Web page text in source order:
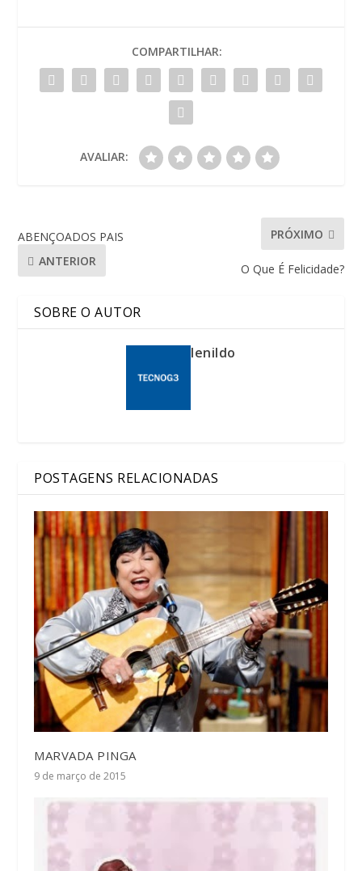
COMPARTILHAR:
AVALIAR:
ABENÇOADOS PAIS
ANTERIOR
PRÓXIMO
O Que É Felicidade?
SOBRE O AUTOR
lenildo
POSTAGENS RELACIONADAS
MARVADA PINGA
9 de março de 2015